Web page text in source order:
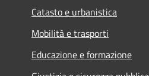
Catasto e urbanistica
Mobilità e trasporti
Educazione e formazione